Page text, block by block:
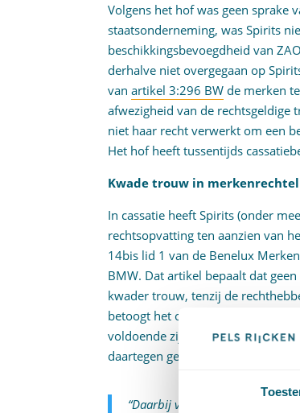
Volgens het hof was geen
staatsonderneming, was Spirits
beschikkingsbevoegdheid van
derhalve niet overgegaan op
vanartikel 3:296 BW de merken
afwezigheid van de rechtsgeldige
niet haar recht verwerkt om een
Het hof heeft tussentijds
Kwade trouw in
In cassatie heeft Spirits (onder
rechtsopvatting ten aanzien van
14bis lid 1 van de Benelux
BMW. Dat artikel bepaalt dat
kwader trouw, tenzij de
betoogt het onderdeel, behoeft
voldoende zijn dat VVO met het
daartegen geen bezwaar had. De
“Daarbij verdient opmerking dat